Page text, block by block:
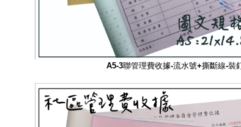
A5-3聯管理費收據-流水號+撕斷線-裝